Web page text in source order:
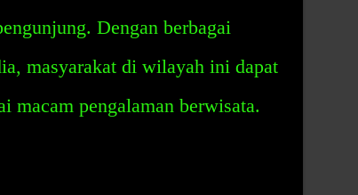
Dengan berbagai
masyarakat di wilayah ini dapat
macam pengalaman berwisata.